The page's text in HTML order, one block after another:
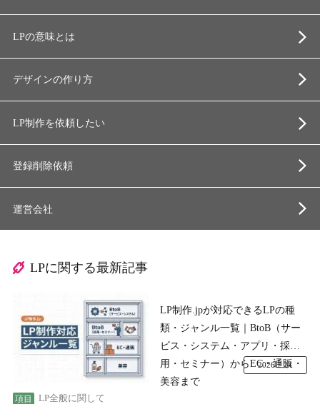
LPの意味とは
デザインの作り方
LP制作を依頼したい
登録削除依頼
運営会社
LPに関する最新記事
LP制作.jpが対応できるLPの種
類・ジャンル一覧｜BtoB（サー
ビス・システム・アプリ・採
用・セミナー）からEC・通販・
美容まで
LP全般に関して
2026.7.24